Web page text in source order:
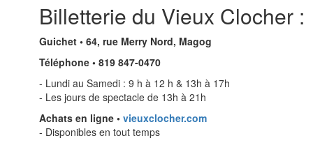
Billetterie du Vieux Clocher :
Guichet • 64, rue Merry Nord, Magog
Téléphone • 819 847-0470
- Lundi au Samedi : 9 h à 12 h & 13h à 17h
- Les jours de spectacle de 13h à 21h
Achats en ligne • vieuxclocher.com
- Disponibles en tout temps